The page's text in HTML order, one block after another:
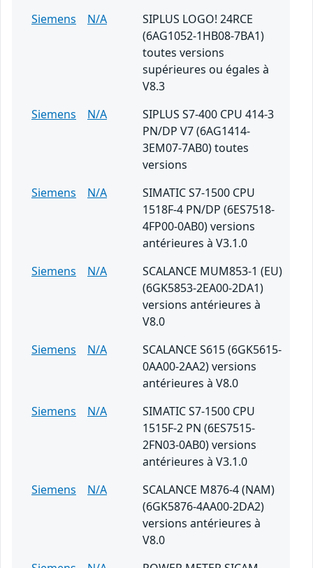
Siemens
N/A
SIPLUS LOGO! 24RCE
(6AG1052-1HB08-7BA1)
toutes versions
supérieures ou égales à
V8.3
Siemens
N/A
SIPLUS S7-400 CPU 414-3
PN/DP V7 (6AG1414-
3EM07-7AB0) toutes
versions
Siemens
N/A
SIMATIC S7-1500 CPU
1518F-4 PN/DP (6ES7518-
4FP00-0AB0) versions
antérieures à V3.1.0
Siemens
N/A
SCALANCE MUM853-1 (EU)
(6GK5853-2EA00-2DA1)
versions antérieures à
V8.0
Siemens
N/A
SCALANCE S615 (6GK5615-
0AA00-2AA2) versions
antérieures à V8.0
Siemens
N/A
SIMATIC S7-1500 CPU
1515F-2 PN (6ES7515-
2FN03-0AB0) versions
antérieures à V3.1.0
Siemens
N/A
SCALANCE M876-4 (NAM)
(6GK5876-4AA00-2DA2)
versions antérieures à
V8.0